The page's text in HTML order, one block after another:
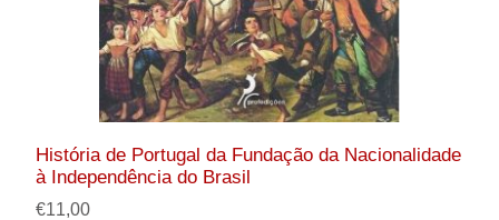
História de Portugal da Fundação da Nacionalidade
à Independência do Brasil
€11,00